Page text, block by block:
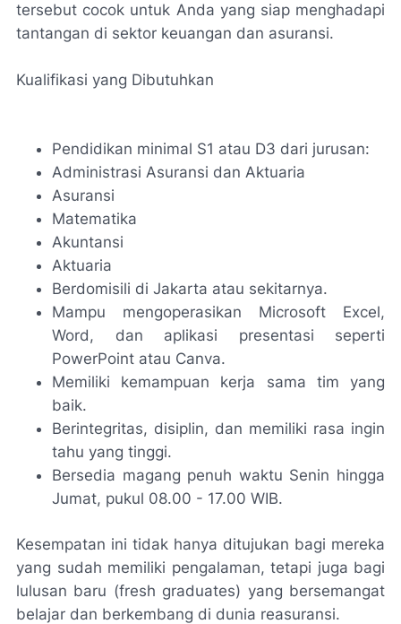
tersebut cocok untuk Anda yang siap menghadapi
tantangan di sektor keuangan dan asuransi.
Kualifikasi yang Dibutuhkan
Pendidikan minimal S1 atau D3 dari jurusan:
Administrasi Asuransi dan Aktuaria
Asuransi
Matematika
Akuntansi
Aktuaria
Berdomisili di Jakarta atau sekitarnya.
Mampu mengoperasikan Microsoft Excel,
Word, dan aplikasi presentasi seperti
PowerPoint atau Canva.
Memiliki kemampuan kerja sama tim yang
baik.
Berintegritas, disiplin, dan memiliki rasa ingin
tahu yang tinggi.
Bersedia magang penuh waktu Senin hingga
Jumat, pukul 08.00 - 17.00 WIB.
Kesempatan ini tidak hanya ditujukan bagi mereka
yang sudah memiliki pengalaman, tetapi juga bagi
lulusan baru (fresh graduates) yang bersemangat
belajar dan berkembang di dunia reasuransi.